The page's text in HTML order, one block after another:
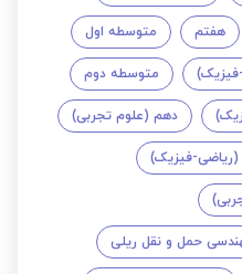
هفتم متوسطه اول
متوسطه دوم
دهم (علوم تجربی)
(ریاضی-فیزیک)
حمل و نقل ریلی